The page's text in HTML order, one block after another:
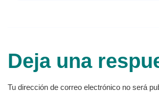
Deja una
Tu dirección de correo electrónico no será